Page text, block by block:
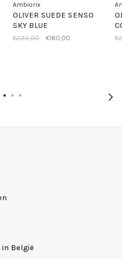
Ambiorix
OLIVER SUEDE SENSO
SKY BLUE
€230,00 €160,00
België